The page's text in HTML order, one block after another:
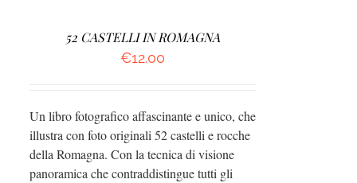
52 CASTELLI IN ROMAGNA
€12.00
Un libro fotografico affascinante e unico, che
illustra con foto originali 52 castelli e rocche
della Romagna. Con la tecnica di visione
panoramica che contraddistingue tutti gli